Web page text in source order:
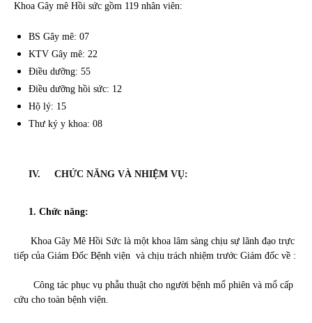
Khoa Gây mê Hồi sức gồm 119 nhân viên:
BS Gây mê: 07
KTV Gây mê: 22
Điều dưỡng: 55
Điều dưỡng hồi sức: 12
Hộ lý: 15
Thư ký y khoa: 08
IV. CHỨC NĂNG VÀ NHIỆM VỤ:
1. Chức năng:
Khoa Gây Mê Hồi Sức là một khoa lâm sàng chịu sự lãnh đạo trực
tiếp của Giám Đốc Bệnh viện và chịu trách nhiệm trước Giám đốc về :
Công tác phục vụ phẫu thuật cho người bệnh mổ phiên và mổ cấp
cứu cho toàn bệnh viện.